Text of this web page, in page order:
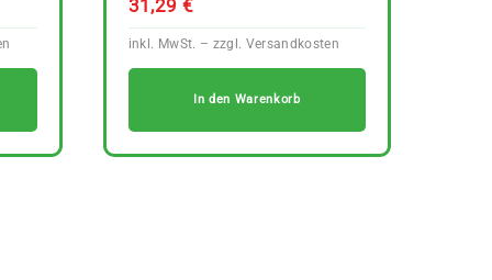
31,29 €
In den Warenkorb